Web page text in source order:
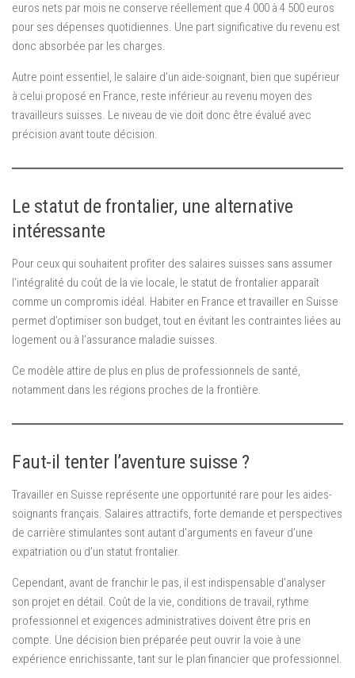
euros nets par mois ne conserve réellement que 4 000 à 4 500 euros
pour ses dépenses quotidiennes. Une part significative du revenu est
donc absorbée par les charges.
Autre point essentiel, le salaire d’un aide-soignant, bien que supérieur
à celui proposé en France, reste inférieur au revenu moyen des
travailleurs suisses. Le niveau de vie doit donc être évalué avec
précision avant toute décision.
Le statut de frontalier, une alternative
intéressante
Pour ceux qui souhaitent profiter des salaires suisses sans assumer
l’intégralité du coût de la vie locale, le statut de frontalier apparaît
comme un compromis idéal. Habiter en France et travailler en Suisse
permet d’optimiser son budget, tout en évitant les contraintes liées au
logement ou à l’assurance maladie suisses.
Ce modèle attire de plus en plus de professionnels de santé,
notamment dans les régions proches de la frontière.
Faut-il tenter l’aventure suisse ?
Travailler en Suisse représente une opportunité rare pour les aides-
soignants français. Salaires attractifs, forte demande et perspectives
de carrière stimulantes sont autant d’arguments en faveur d’une
expatriation ou d’un statut frontalier.
Cependant, avant de franchir le pas, il est indispensable d’analyser
son projet en détail. Coût de la vie, conditions de travail, rythme
professionnel et exigences administratives doivent être pris en
compte. Une décision bien préparée peut ouvrir la voie à une
expérience enrichissante, tant sur le plan financier que professionnel.